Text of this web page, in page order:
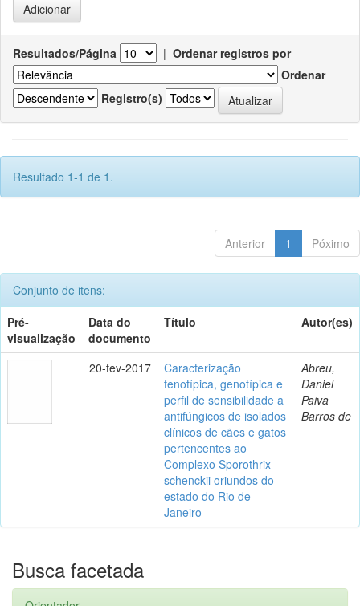
Resultados/Página | Ordenar registros por
Ordenar
Registro(s)
Resultado 1-1 de 1.
Anterior 1 Póximo
Conjunto de itens:
Pré-
visualização
Data do
documento
Título Autor(es)
20-fev-2017
Caracterização
fenotípica, genotípica e
perfil de sensibilidade a
antifúngicos de isolados
clínicos de cães e gatos
pertencentes ao
Complexo Sporothrix
schenckii oriundos do
estado do Rio de
Janeiro
Abreu,
Daniel
Paiva
Barros de
Busca facetada